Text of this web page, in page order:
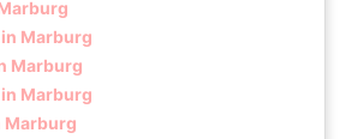
Marburg
Marburg
Marburg
Marburg